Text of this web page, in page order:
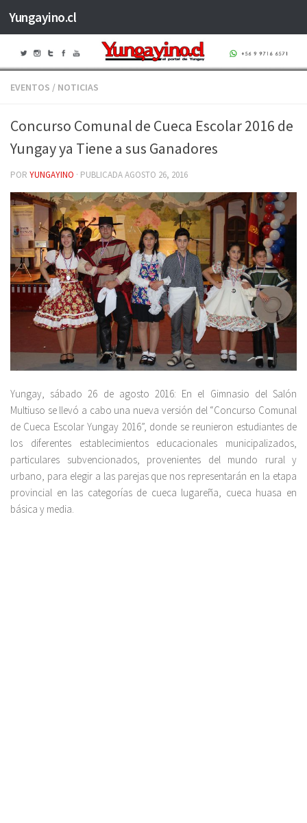
Saltar al contenido
Yungayino.cl
EVENTOS / NOTICIAS
Concurso Comunal de Cueca Escolar 2016 de
Yungay ya Tiene a sus Ganadores
POR YUNGAYINO · PUBLICADAAGOSTO 26, 2016
Yungay, sábado 26 de agosto 2016: En el Gimnasio del Salón
Multiuso se llevó a cabo una nueva versión del “Concurso Comunal
de Cueca Escolar Yungay 2016”, donde se reunieron estudiantes de
los diferentes establecimientos educacionales municipalizados,
particulares subvencionados, provenientes del mundo rural y
urbano, para elegir a las parejas que nos representarán en la etapa
provincial en las categorías de cueca lugareña, cueca huasa en
básica y media.